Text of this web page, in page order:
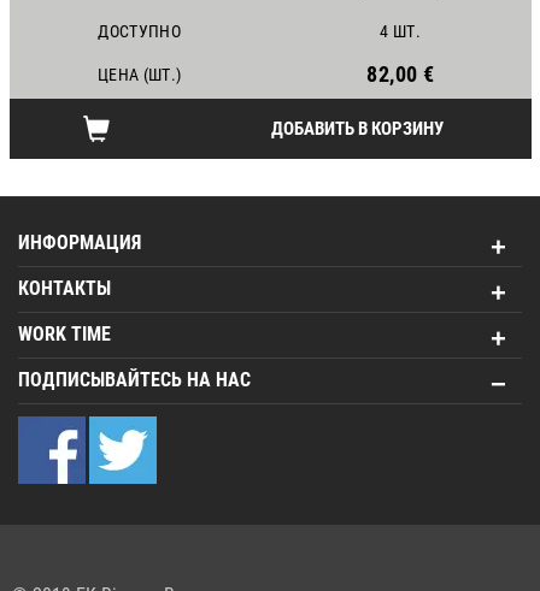
ДОСТУПНО 4 ШТ.
ЦЕНА (ШТ.) 82,00 €
ДОБАВИТЬ В КОРЗИНУ
ИНФОРМАЦИЯ
КОНТАКТЫ
WORK TIME
ПОДПИСЫВАЙТЕСЬ НА НАС